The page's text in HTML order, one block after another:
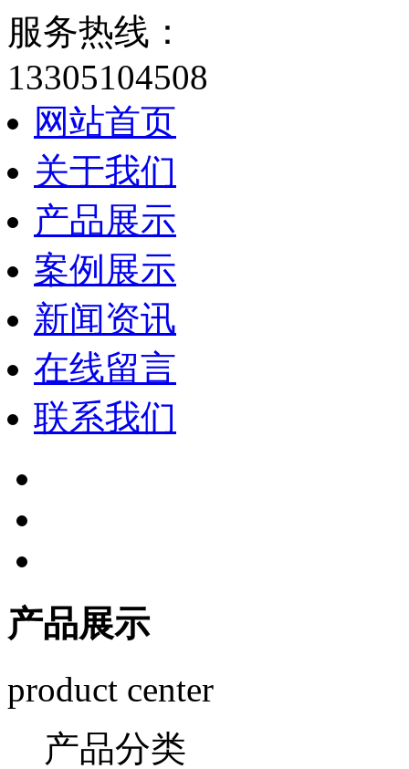
服务热线：
13305104508
网站首页
关于我们
产品展示
案例展示
新闻资讯
在线留言
联系我们
产品展示
product center
产品分类